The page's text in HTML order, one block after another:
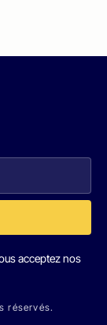
acceptez nos
réservés.